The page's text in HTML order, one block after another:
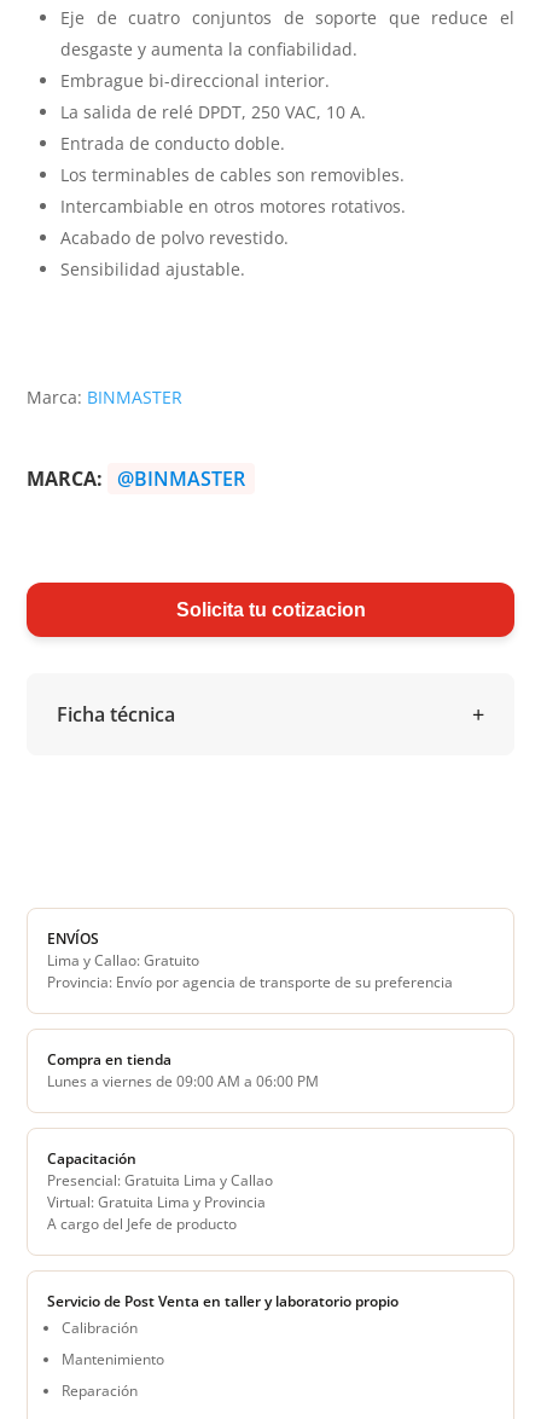
Eje de cuatro conjuntos de soporte que reduce el
desgaste y aumenta la confiabilidad.
Embrague bi-direccional interior.
La salida de relé DPDT, 250 VAC, 10 A.
Entrada de conducto doble.
Los terminables de cables son removibles.
Intercambiable en otros motores rotativos.
Acabado de polvo revestido.
Sensibilidad ajustable.
Marca: BINMASTER
MARCA: @BINMASTER
Solicita tu cotizacion
Ficha técnica
ENVÍOS
Lima y Callao: Gratuito
Provincia: Envío por agencia de transporte de su preferencia
Compra en tienda
Lunes a viernes de 09:00 AM a 06:00 PM
Capacitación
Presencial: Gratuita Lima y Callao
Virtual: Gratuita Lima y Provincia
A cargo del Jefe de producto
Servicio de Post Venta en taller y laboratorio propio
Calibración
Mantenimiento
Reparación